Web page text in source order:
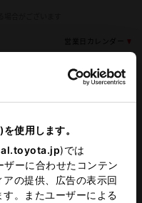
使用します。
)では
ーに合わせたコンテン
の提供、広告の表示回
。またユーザーによる
営業日カレンダー
車検・整備・メンテナンス取
キッズコーナー
フリードリンク